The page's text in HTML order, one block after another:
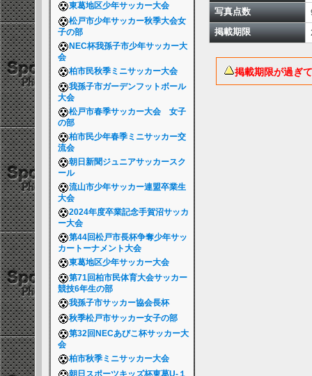
東葛地区少年サッカー大会
松戸市少年サッカー秋季大会女
子の部
NEC杯我孫子市少年サッカー大
会
柏市民秋季ミニサッカー大会
我孫子市ガーデンフットボール
大会
松戸市春季サッカー大会 女子
の部
柏市民少年春季ミニサッカー交
流会
朝日新聞ジュニアサッカースク
ール
流山市少年サッカー連盟卒業生
大会
2024年度卒業記念手賀沼サッカ
ー大会
第44回松戸市長杯争奪少年サッ
カートーナメント大会
東葛地区少年サッカー大会
第71回柏市民体育大会サッカー
競技6年生の部
我孫子市サッカー協会長杯
秋季松戸市サッカー女子の部
第32回NECあびこ杯サッカー大
会
柏市秋季ミニサッカー大会
朝日スポーツキッズ杯東葛U-１
写真点数
掲載期限
掲載期限が過ぎ